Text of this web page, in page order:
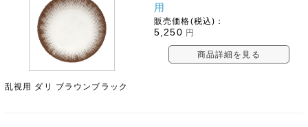
用
販売価格(税込)：
5,250 円
商品詳細を見る
乱視用 ダリ ブラウンブラック